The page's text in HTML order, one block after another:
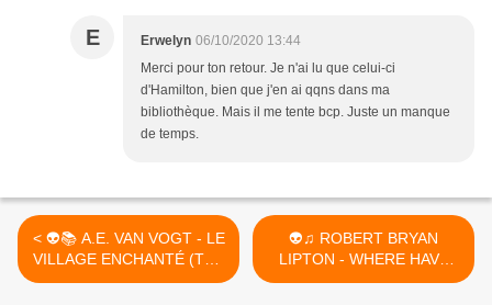
E Erwelyn 06/10/2020 13:44
Merci pour ton retour. Je n'ai lu que celui-ci
d'Hamilton, bien que j'en ai qqns dans ma
bibliothèque. Mais il me tente bcp. Juste un manque
de temps.
< 👽📚 A.E. VAN VOGT - LE
VILLAGE ENCHANTÉ (THE
ENCHANTED VILLAGE,
👽♫ ROBERT BRYAN
LIPTON - WHERE HAVE
ALL THE MARTIANS GONE